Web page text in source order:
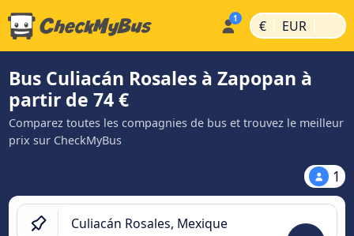
€ | EUR |
Bus Culiacán Rosales à Zapopan à
partir de 74 €
Comparez toutes les compagnies de bus et trouvez le meilleur
prix sur CheckMyBus
1